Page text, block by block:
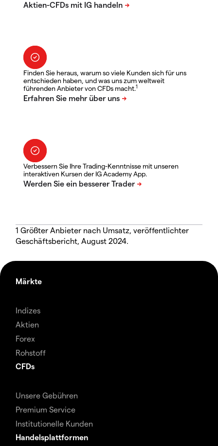
Finden Sie heraus, warum so viele Kunden sich für uns
entschieden haben, und was uns zum weltweit
führenden Anbieter von CFDs macht.1
Verbessern Sie Ihre Trading-Kenntnisse mit unseren
interaktiven Kursen der IG Academy App.
1 Größter Anbieter nach Umsatz, veröffentlichter
Geschäftsbericht, August 2024.
Märkte
Indizes
Aktien
Forex
Rohstoff
CFDs
Unsere Gebühren
Premium Service
Institutionelle Kunden
Handelsplattformen